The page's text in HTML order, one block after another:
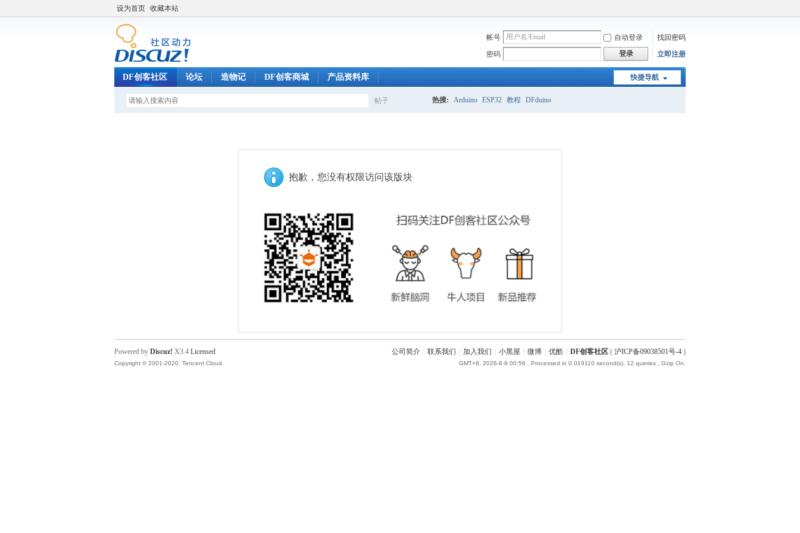
设为首页 收藏本站
帐号 自动登录
找回密码
密码
登录 立即注册
快捷导航
DF创客社区 论坛 造物记 DF创客商城 产品资料库
帖子 热搜: Arduino ESP32 教程 DFduino
抱歉，您没有权限访问该版块
公司简介 联系我们 加入我们 小黑屋 微博 优酷 DF创客社区 ( 沪ICP备09038501号-4 )
GMT+8, 2026-8-9 00:56 , Processed in 0.019110 second(s), 12 queries , Gzip On.
Powered by Discuz! X3.4 Licensed
Copyright © 2001-2020, Tencent Cloud.